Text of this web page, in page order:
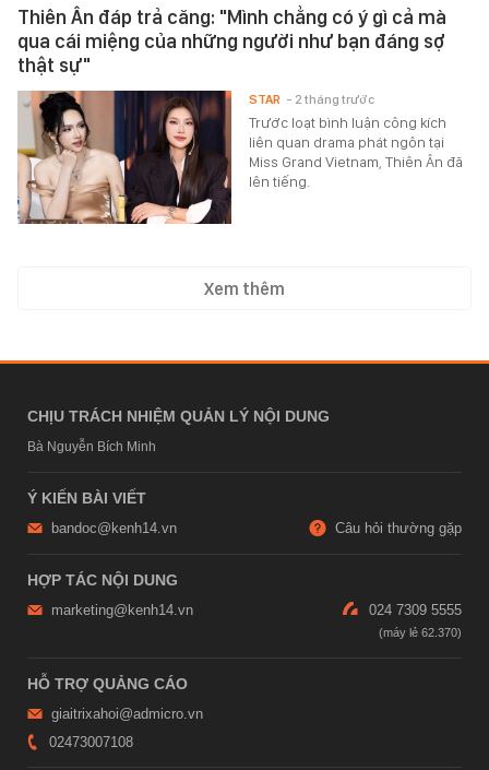
Thiên Ân đáp trả căng: "Mình chẳng có ý gì cả mà
qua cái miệng của những người như bạn đáng sợ
thật sự"
Trước loạt bình luận công kích
liên quan drama phát ngôn tại
Miss Grand Vietnam, Thiên Ân đã
lên tiếng.
STAR - 2 tháng trước
Xem thêm
CHỊU TRÁCH NHIỆM QUẢN LÝ NỘI DUNG
Bà Nguyễn Bích Minh
Ý KIẾN BÀI VIẾT
bandoc@kenh14.vn Câu hỏi thường gặp
HỢP TÁC NỘI DUNG
marketing@kenh14.vn 024 7309 5555
HỖ TRỢ QUẢNG CÁO
giaitrixahoi@admicro.vn
02473007108